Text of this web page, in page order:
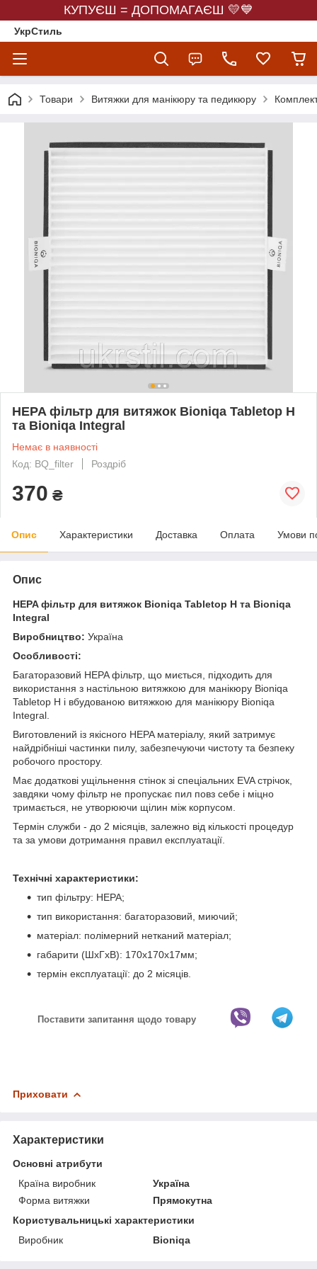
КУПУЄШ = ДОПОМАГАЄШ 💛💙
УкрСтиль
Товари Витяжки для манікюру та педикюру
HEPA фільтр для витяжок Bioniqa Tabletop H
та Bioniqa Integral
Немає в наявності
Код: BQ_filter
Роздріб
370 ₴
Опис Характеристики Доставка Оплата Умови
Опис
HEPA фільтр для витяжок Bioniqa Tabletop H та Bioniqa
Integral
Виробництво: Україна
Особливості:
Багаторазовий HEPA фільтр, що миється, підходить для
використання з настільною витяжкою для манікюру Bioniqa
Tabletop H і вбудованою витяжкою для манікюру Bioniqa
Integral.
Виготовлений із якісного HEPA матеріалу, який затримує
найдрібніші частинки пилу, забезпечуючи чистоту та безпеку
робочого простору.
Має додаткові ущільнення стінок зі спеціальних EVA стрічок,
завдяки чому фільтр не пропускає пил повз себе і міцно
тримається, не утворюючи щілин між корпусом.
Термін служби - до 2 місяців, залежно від кількості процедур
та за умови дотримання правил експлуатації.
Технічні характеристики:
тип фільтру: HEPA;
тип використання: багаторазовий, миючий;
матеріал: полімерний нетканий матеріал;
габарити (ШхГхВ): 170х170х17мм;
термін експлуатації: до 2 місяців.
Поставити запитання щодо товару
Приховати
Характеристики
Основні атрибути
Країна виробник
Україна
Форма витяжки
Прямокутна
Користувальницькі характеристики
Виробник
Bioniqa